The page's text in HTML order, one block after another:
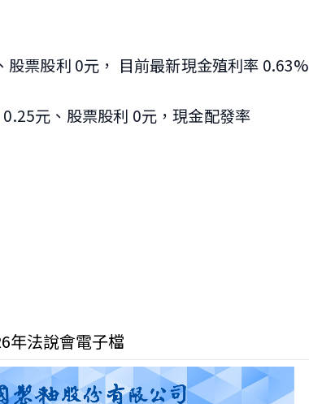
票股利 0元， 目前最新現金殖利率 0.63%
元、股票股利 0元，現金配發率
年法說會電子檔